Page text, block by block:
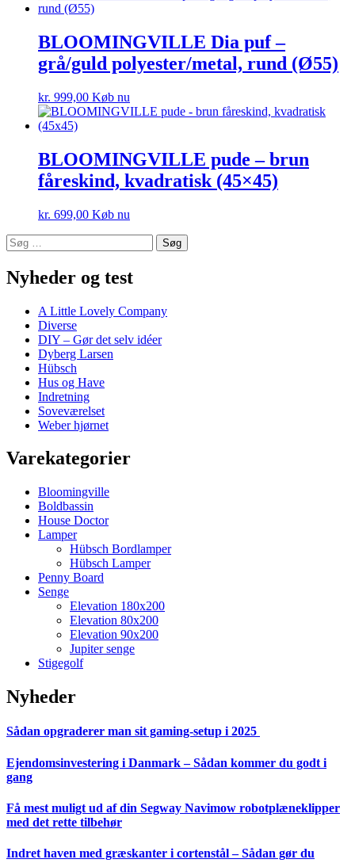
BLOOMINGVILLE Dia puf –
grå/guld polyester/metal, rund (Ø55)
kr. 999,00 Køb nu
BLOOMINGVILLE pude – brun
fåreskind, kvadratisk (45×45)
kr. 699,00 Køb nu
Søg
efter:
Nyheder og test
A Little Lovely Company
Diverse
DIY – Gør det selv idéer
Dyberg Larsen
Hübsch
Hus og Have
Indretning
Soveværelset
Weber hjørnet
Varekategorier
Bloomingville
Boldbassin
House Doctor
Lamper
Hübsch Bordlamper
Hübsch Lamper
Penny Board
Senge
Elevation 180x200
Elevation 80x200
Elevation 90x200
Jupiter senge
Stigegolf
Nyheder
Sådan opgraderer man sit gaming-setup i 2025
Ejendomsinvestering i Danmark – Sådan kommer du godt i
gang
Få mest muligt ud af din Segway Navimow robotplæneklipper
med det rette tilbehør
Indret haven med græskanter i cortenstål – Sådan gør du